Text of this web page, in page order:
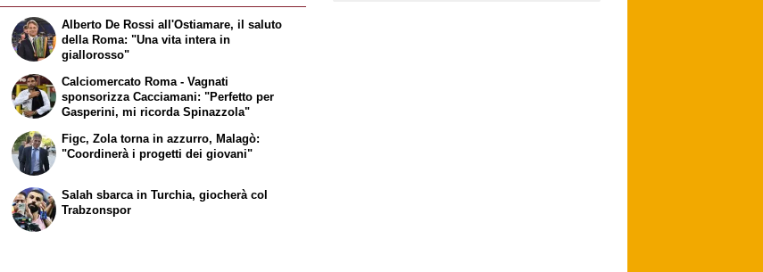
Alberto De Rossi all'Ostiamare, il saluto
della Roma: "Una vita intera in
giallorosso"
Calciomercato Roma - Vagnati
sponsorizza Cacciamani: "Perfetto per
Gasperini, mi ricorda Spinazzola"
Figc, Zola torna in azzurro, Malagò:
"Coordinerà i progetti dei giovani"
Salah sbarca in Turchia, giocherà col
Trabzonspor